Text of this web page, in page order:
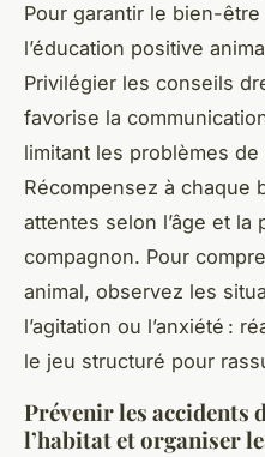
Pour garantir le bien-
l’éducation positive
Privilégier les conseils
favorise la
limitant les problèmes
Récompensez à chaque
attentes selon l’âge et la
compagnon. Pour
animal, observez les
l’agitation ou l’anxiété :
le jeu structuré pour
Prévenir les accidents
l’habitat et organiser